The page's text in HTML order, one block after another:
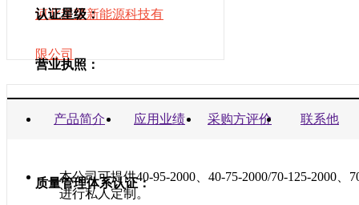
河北道荣新能源科技有
限公司
认证星级：
营业执照：
商业信誉承诺书：
质量管理体系认证：
产品简介 应用业绩 采购方评价 联系他
本公司可提供40-95-2000、40-75-2000/70-125-2000
进行私人定制。